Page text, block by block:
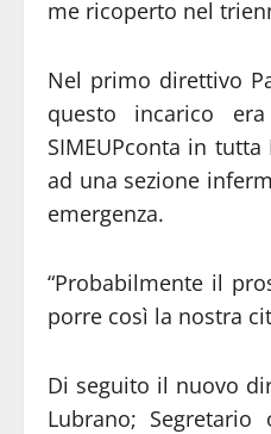
me ricoperto nel
Nel primo direttivo
questo incarico
SIMEUPconta in
ad una sezione
emergenza.
“Probabilmente il
porre così la nostra
Di seguito il nuovo
Lubrano; Segretario